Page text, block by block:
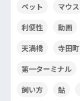
ペット マウス
利便性 動画
天満橋 寺田町
第一ターミナル
飼い方 鮎